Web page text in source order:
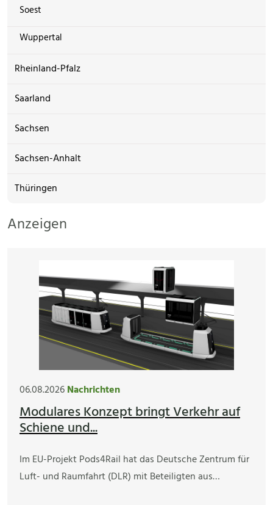
Soest
Wuppertal
Rheinland-Pfalz
Saarland
Sachsen
Sachsen-Anhalt
Thüringen
Anzeigen
06.08.2026Nachrichten
Modulares Konzept bringt Verkehr auf
Schiene und...
Im EU-Projekt Pods4Rail hat das Deutsche Zentrum für
Luft- und Raumfahrt (DLR) mit Beteiligten aus…